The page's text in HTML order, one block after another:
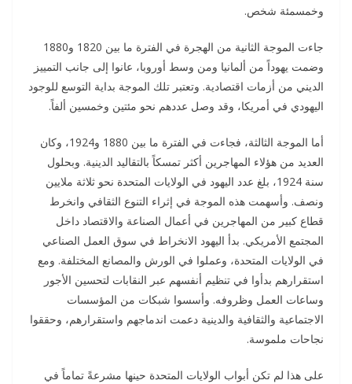
وخمسمئة شخص.
جاءت الموجة الثانية من الهجرة في الفترة ما بين 1820 و1880
وضمت يهوداً من ألمانيا ومن وسط أوروبا، عانوا إلى جانب التمييز
الديني من أزمات اقتصادية. وتعتبر تلك الموجة بداية التوسع للوجود
اليهودي في أمريكا، وقد وصل عددهم نحو مئتين وخمسين ألفاً.
أما الموجة الثالثة، فجاءت في الفترة ما بين 1880 و1924، وكان
العديد من هؤلاء المهاجرين أكثر تمسكاً بالتقاليد الدينية. وبحلول
سنة 1924، بلغ عدد اليهود في الولايات المتحدة نحو ثلاثة ملايين
ونصف. وأسهمت هذه الموجة في إثراء التنوع الثقافي وانخرط
قطاع كبير من المهاجرين في أعمال الصناعة والاقتصاد داخل
المجتمع الأمريكي. بدأ اليهود الانخراط في سوق العمل الصناعي
في الولايات المتحدة، وعملوا في الورش والمصانع المختلفة. ومع
استقرارهم بدأوا في تنظيم أنفسهم عبر النقابات لتحسين الأجور
وساعات العمل وظروفه. وأسسوا شبكات من المؤسسات
الاجتماعية والثقافية والدينية دعمت اندماجهم واستقرارهم، وحققوا
نجاحات ملموسة.
على هذا لم تكن أبواب الولايات المتحدة حينها مشرعةً تماماً في